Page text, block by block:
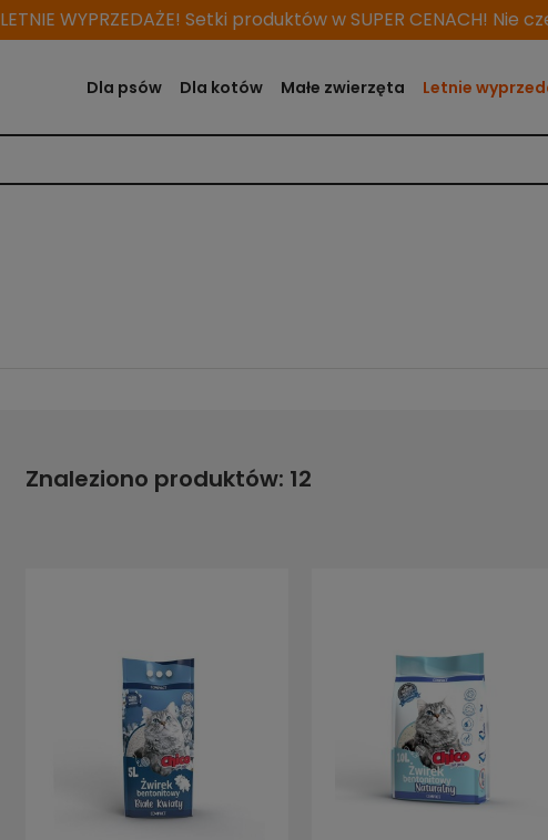
LETNIE WYPRZEDAŻE! Setki produktów w SUPER CENACH!
Dla psów Dla kotów Małe zwierzęta Letnie
Znaleziono produktów: 12